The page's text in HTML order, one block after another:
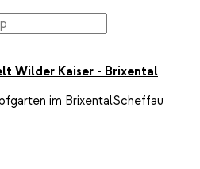
Wilder Kaiser - Brixental
im BrixentalScheffau